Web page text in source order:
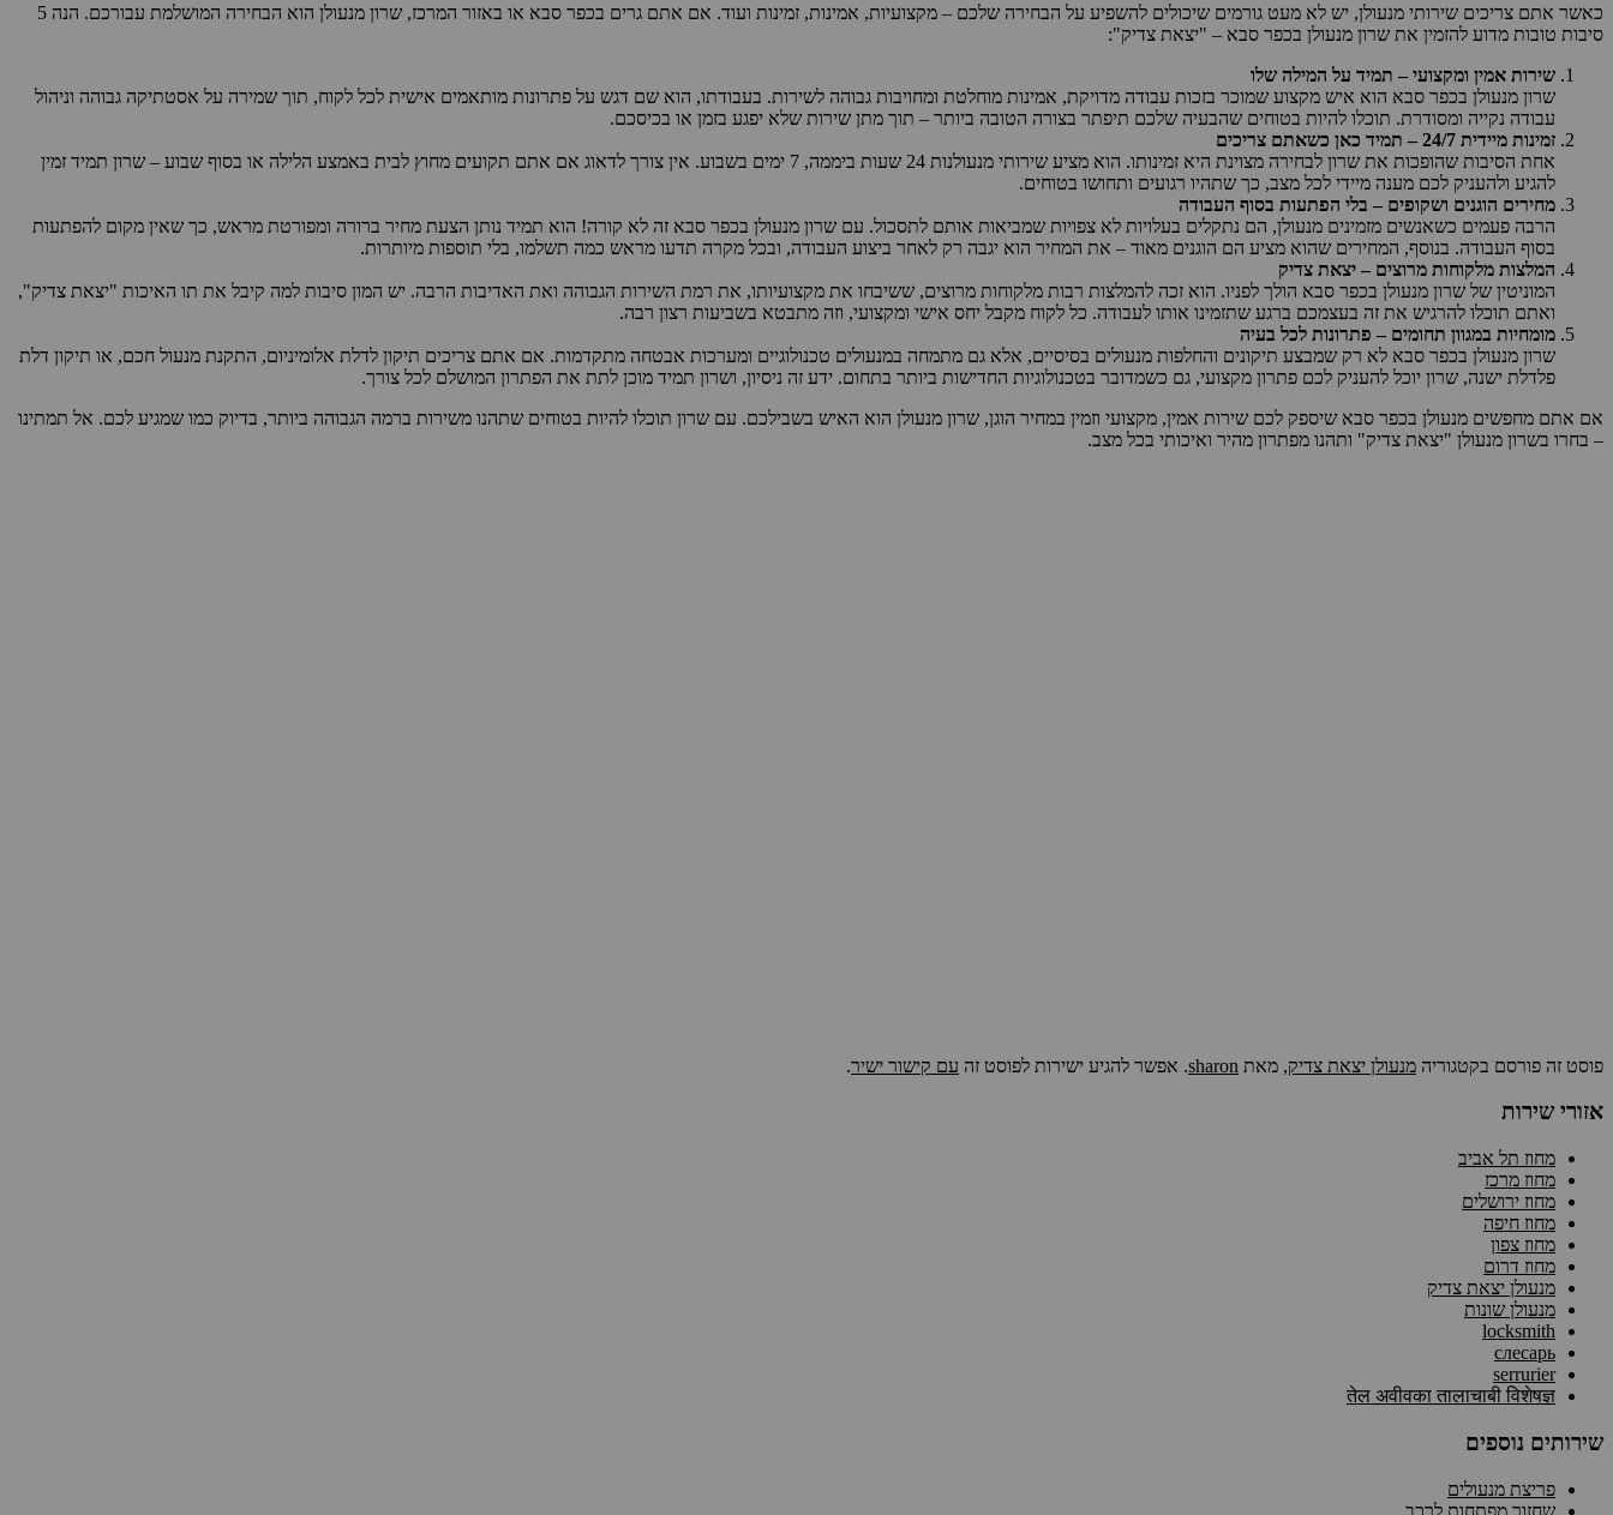
כאשר אתם צריכים שירותי מנעולן, יש לא מעט גורמים שיכולים להשפיע על הבחירה שלכם – מקצועיות, אמינות, זמינות ועוד. אם אתם גרים בכפר סבא או באזור המרכז, שרון מנעולן הוא הבחירה המושלמת עבורכם. הנה 5
סיבות טובות מדוע להזמין את שרון מנעולן בכפר סבא – "יצאת צדיק":
שירות אמין ומקצועי – תמיד על המילה שלו
שרון מנעולן בכפר סבא הוא איש מקצוע שמוכר בזכות עבודה מדויקת, אמינות מוחלטת ומחויבות גבוהה לשירות. בעבודתו, הוא שם דגש על פתרונות מותאמים אישית לכל לקוח, תוך שמירה על אסטתיקה גבוהה וניהול
עבודה נקייה ומסודרת. תוכלו להיות בטוחים שהבעיה שלכם תיפתר בצורה הטובה ביותר – תוך מתן שירות שלא יפגע בזמן או בכיסכם.
זמינות מיידית 24/7 – תמיד כאן כשאתם צריכים
אחת הסיבות שהופכות את שרון לבחירה מצוינת היא זמינותו. הוא מציע שירותי מנעולנות 24 שעות ביממה, 7 ימים בשבוע. אין צורך לדאוג אם אתם תקועים מחוץ לבית באמצע הלילה או בסוף שבוע – שרון תמיד זמין
להגיע ולהעניק לכם מענה מיידי לכל מצב, כך שתהיו רגועים ותחושו בטוחים.
מחירים הוגנים ושקופים – בלי הפתעות בסוף העבודה
הרבה פעמים כשאנשים מזמינים מנעולן, הם נתקלים בעלויות לא צפויות שמביאות אותם לתסכול. עם שרון מנעולן בכפר סבא זה לא קורה! הוא תמיד נותן הצעת מחיר ברורה ומפורטת מראש, כך שאין מקום להפתעות
בסוף העבודה. בנוסף, המחירים שהוא מציע הם הוגנים מאוד – את המחיר הוא יגבה רק לאחר ביצוע העבודה, ובכל מקרה תדעו מראש כמה תשלמו, בלי תוספות מיותרות.
המלצות מלקוחות מרוצים – יצאת צדיק
המוניטין של שרון מנעולן בכפר סבא הולך לפניו. הוא זכה להמלצות רבות מלקוחות מרוצים, ששיבחו את מקצועיותו, את רמת השירות הגבוהה ואת האדיבות הרבה. יש המון סיבות למה קיבל את תו האיכות "יצאת צדיק",
ואתם תוכלו להרגיש את זה בעצמכם ברגע שתזמינו אותו לעבודה. כל לקוח מקבל יחס אישי ומקצועי, וזה מתבטא בשביעות רצון רבה.
מומחיות במגוון תחומים – פתרונות לכל בעיה
שרון מנעולן בכפר סבא לא רק שמבצע תיקונים והחלפות מנעולים בסיסיים, אלא גם מתמחה במנעולים טכנולוגיים ומערכות אבטחה מתקדמות. אם אתם צריכים תיקון לדלת אלומיניום, התקנת מנעול חכם, או תיקון דלת
פלדלת ישנה, שרון יוכל להעניק לכם פתרון מקצועי, גם כשמדובר בטכנולוגיות החדישות ביותר בתחום. ידע זה ניסיון, ושרון תמיד מוכן לתת את הפתרון המושלם לכל צורך.
אם אתם מחפשים מנעולן בכפר סבא שיספק לכם שירות אמין, מקצועי וזמין במחיר הוגן, שרון מנעולן הוא האיש בשבילכם. עם שרון תוכלו להיות בטוחים שתהנו משירות ברמה הגבוהה ביותר, בדיוק כמו שמגיע לכם. אל תמתינו
– בחרו בשרון מנעולן "יצאת צדיק" ותהנו מפתרון מהיר ואיכותי בכל מצב.
פוסט זה פורסם בקטגוריה מנעולן יצאת צדיק, מאת sharon. אפשר להגיע ישירות לפוסט זה עם קישור ישיר.
אזורי שירות
מחוז תל אביב
מחוז מרכז
מחוז ירושלים
מחוז חיפה
מחוז צפון
מחוז דרום
מנעולן יצאת צדיק
מנעולן שונות
locksmith
слесарь
serrurier
तेल अवीवका तालाचाबी विशेषज्ञ
שירותים נוספים
פריצת מנעולים
שחזור מפתחות לרכב